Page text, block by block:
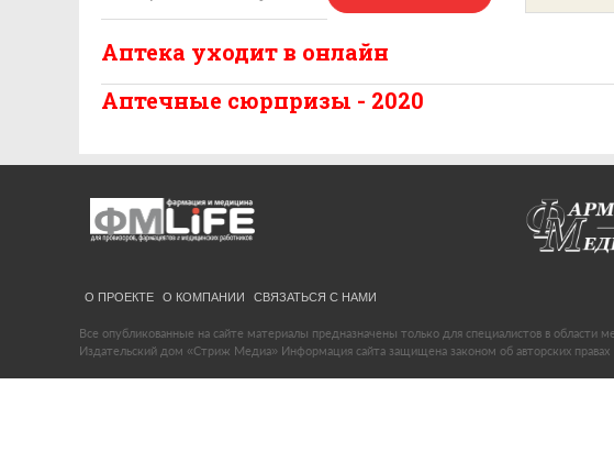
Аптека уходит в онлайн
Аптечные сюрпризы - 2020
О ПРОЕКТЕ О КОМПАНИИ СВЯЗАТЬСЯ С НАМИ
Все опубликованные на сайте материалы предназначены только для специалистов в
Издательский дом «Стриж Медиа» Информация сайта защищена законом об авторских правах